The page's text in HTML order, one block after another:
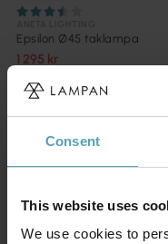
Consent
This website uses
We use cookies to
Epsilon Ø45 taklampa
1 295 kr